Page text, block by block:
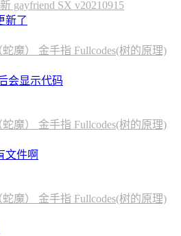
gayfriend SX v20210915
新了
魔） 金手指 Fullcodes(树的原理)
会显示代码
魔） 金手指 Fullcodes(树的原理)
文件啊
魔） 金手指 Fullcodes(树的原理)